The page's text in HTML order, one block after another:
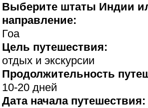
Выберите штаты Индии
направление:
Гоа
Цель путешествия:
отдых и экскурсии
Продолжительность
10-20 дней
Дата начала путешествия: